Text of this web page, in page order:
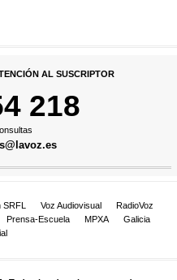
AL SUSCRIPTOR
218
Voz Audiovisual
RadioVoz
Prensa-Escuela MPXA
Galicia